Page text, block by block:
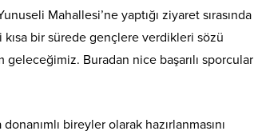
Mahallesi’ne yaptığı ziyaret sırasında
bir sürede gençlere verdikleri sözü
Buradan nice başarılı sporcular
bireyler olarak hazırlanmasını